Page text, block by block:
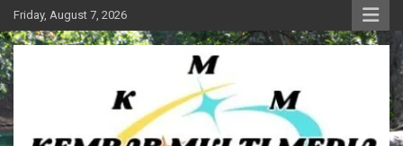
Skip
to
content
Friday, August 7, 2026